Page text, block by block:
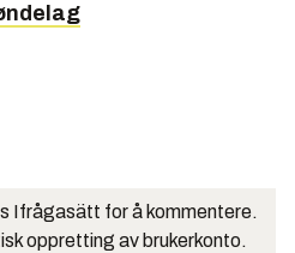
Ifrågasätt for å kommentere.
oppretting av brukerkonto.